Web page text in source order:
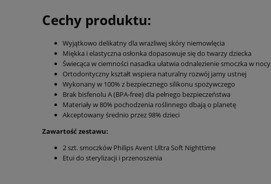
Cechy produktu:
Wyjątkowo delikatny dla wrażliwej skóry niemowlęcia
Miękka i elastyczna osłonka dopasowuje się do twarzy dziecka
Świecąca w ciemności nasadka ułatwia odnalezienie smoczka w nocy
Ortodontyczny kształt wspiera naturalny rozwój jamy ustnej
Wykonany w 100% z bezpiecznego silikonu spożywczego
Brak bisfenolu A (BPA-free) dla pełnego bezpieczeństwa
Materiały w 80% pochodzenia roślinnego dbają o planetę
Akceptowany średnio przez 98% dzieci
Zawartość zestawu:
2 szt. smoczków Philips Avent Ultra Soft Nighttime
Etui do sterylizacji i przenoszenia